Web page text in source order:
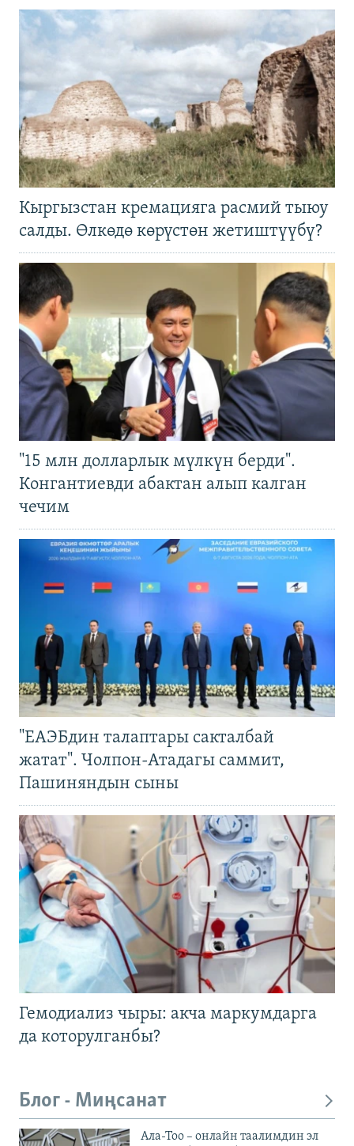
Кыргызстан кремацияга расмий тыюу
салды. Өлкөдө көрүстөн жетиштүүбү?
"15 млн долларлык мүлкүн берди".
Конгантиевди абактан алып калган
чечим
"ЕАЭБдин талаптары сакталбай
жатат". Чолпон-Атадагы саммит,
Пашиняндын сыны
Гемодиализ чыры: акча маркумдарга
да которулганбы?
Блог - Миңсанат
Ала-Тоо – онлайн таалимдин эл